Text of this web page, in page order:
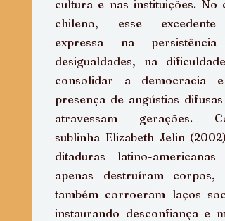
cultura e nas instituições. No
chileno, esse excedente
expressa na persistência
desigualdades, na
consolidar a democracia e
presença de angústias difusas
atravessam gerações.
sublinha Elizabeth Jelin
ditaduras latino-americanas
apenas destruíram corpos,
também corroeram laços
instaurando desconfiança e